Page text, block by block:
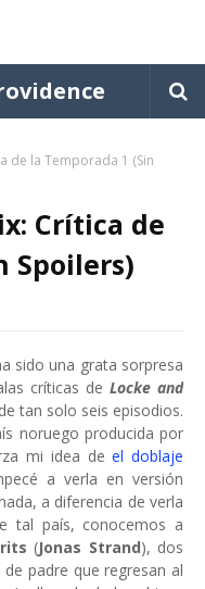
de la Temporada 1 (Sin
Crítica de
Spoilers)
sido una grata sorpresa
críticas de Locke and
tan solo seis episodios.
noruego producida por
mi idea deel doblaje
a verla en versión
a diferencia de verla
tal país, conocemos a
(Jonas Strand), dos
padre que regresan al